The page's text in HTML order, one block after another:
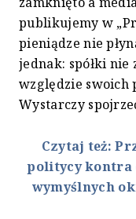
publikujemy w
pieniądze nie
jednak: spółki nie
względzie swoich
Wystarczy
Czytaj też:
politycy kontra
wymyślnych